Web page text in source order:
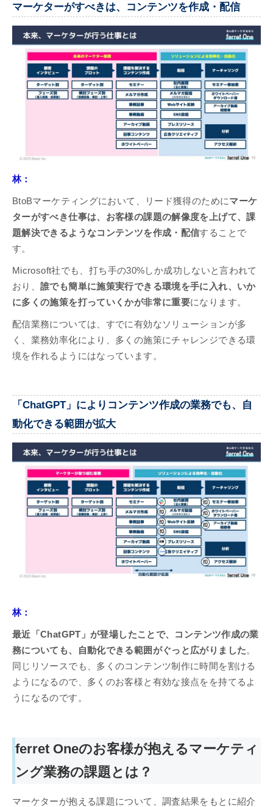
マーケターがすべきは、コンテンツを作成・配信
林：
BtoBマーケティングにおいて、リード獲得のためにマーケ
ターがすべき仕事は、お客様の課題の解像度を上げて、課
題解決できるようなコンテンツを作成・配信することで
す。
Microsoft社でも、打ち手の30%しか成功しないと言われて
おり、誰でも簡単に施策実行できる環境を手に入れ、いか
に多くの施策を打っていくかが非常に重要になります。
配信業務については、すでに有効なソリューションが多
く、業務効率化により、多くの施策にチャレンジできる環
境を作れるようにはなっています。
「ChatGPT」によりコンテンツ作成の業務でも、自
動化できる範囲が拡大
林：
最近「ChatGPT」が登場したことで、コンテンツ作成の業
務についても、自動化できる範囲がぐっと広がりました。
同じリソースでも、多くのコンテンツ制作に時間を割ける
ようになるので、多くのお客様と有効な接点をを持てるよ
うになるのです。
ferret Oneのお客様が抱えるマーケティ
ング業務の課題とは？
マーケターが抱える課題について、調査結果をもとに紹介